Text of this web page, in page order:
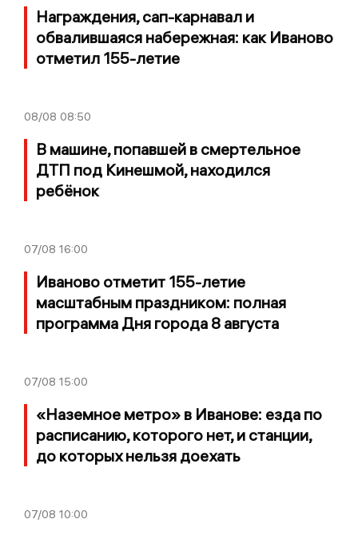
Награждения, сап-карнавал и
обвалившаяся набережная: как Иваново
отметил 155-летие
08/08 08:50
В машине, попавшей в смертельное
ДТП под Кинешмой, находился
ребёнок
07/08 16:00
Иваново отметит 155-летие
масштабным праздником: полная
программа Дня города 8 августа
07/08 15:00
«Наземное метро» в Иванове: езда по
расписанию, которого нет, и станции,
до которых нельзя доехать
07/08 10:00